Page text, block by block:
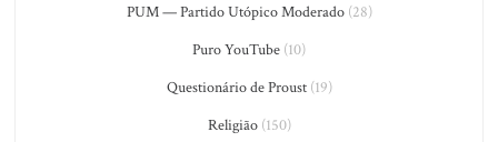
PUM — Partido Utópico Moderado(28)
Puro YouTube (10)
Questionário de Proust(19)
Religião(150)